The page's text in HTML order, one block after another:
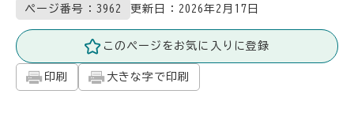
ページ番号：3962 更新日： 2026年2月17日
このページをお気に入りに登録
印刷 大きな字で印刷